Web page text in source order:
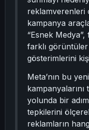
reklamverenleri
kampanya
“Esnek
farklı
gösterimlerini
Meta’nın bu
yolunda bir
tepkilerini
reklamların